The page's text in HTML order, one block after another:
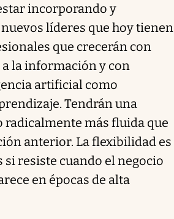
incorporando y
líderes que hoy tienen
que crecerán con
la información y con
artificial como
Tendrán una
radicalmente más fluida que
anterior. La flexibilidad es
si resiste cuando el negocio
en épocas de alta